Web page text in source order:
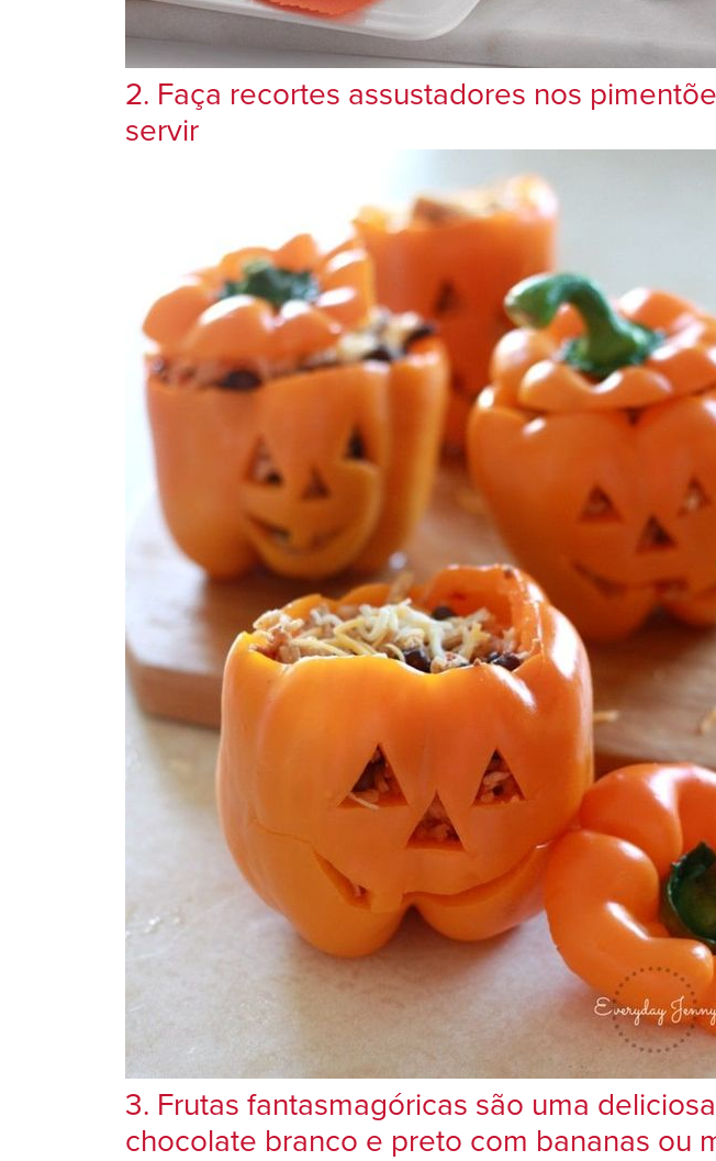
2. Faça recortes assustadores nos
servir
3. Frutas fantasmagóricas são uma
chocolate branco e preto com bananas ou